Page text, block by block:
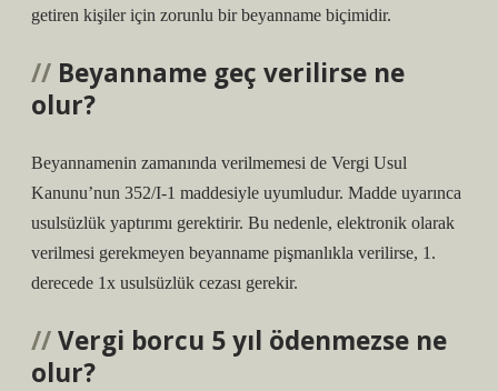
getiren kişiler için zorunlu bir beyanname biçimidir.
Beyanname geç verilirse ne
olur?
Beyannamenin zamanında verilmemesi de Vergi Usul
Kanunu’nun 352/I-1 maddesiyle uyumludur. Madde uyarınca
usulsüzlük yaptırımı gerektirir. Bu nedenle, elektronik olarak
verilmesi gerekmeyen beyanname pişmanlıkla verilirse, 1.
derecede 1x usulsüzlük cezası gerekir.
Vergi borcu 5 yıl ödenmezse ne
olur?